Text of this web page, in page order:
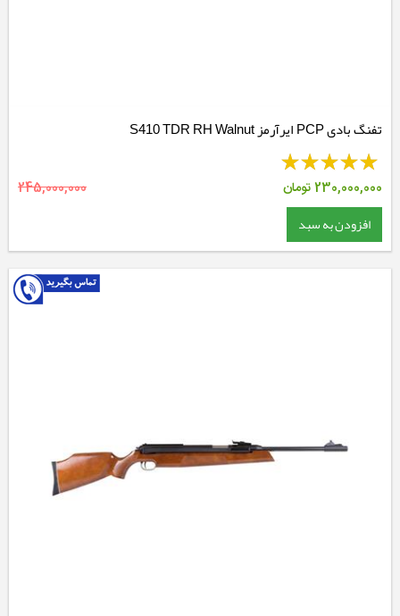
تفنگ بادی PCP ایرآرمز S410 TDR RH Walnut
230,000,000تومان 245,000,000
افزودن به سبد